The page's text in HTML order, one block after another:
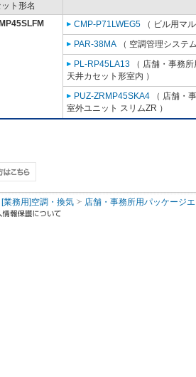
ット形名
CMP-P71LWEG5 （ ビル用マ
PAR-38MA （ 空調管理システ
PL-RP45LA13 （ 店舗・事務
天井カセット形室内 ）
PUZ-ZRMP45SKA4 （ 店舗・
室外ユニット スリムZR ）
[業務用]空調・換気 店舗・事務所用パッケージ